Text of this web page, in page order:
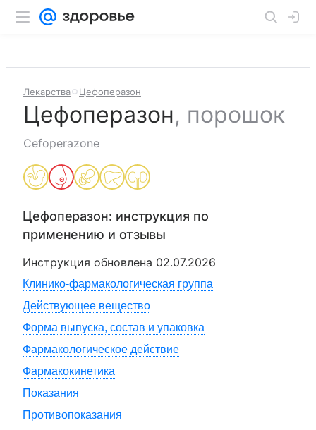
Лекарства Цефоперазон
Цефоперазон, порошок
Cefoperazone
Цефоперазон: инструкция по
применению и отзывы
Инструкция обновлена 02.07.2026
Клинико-фармакологическая группа
Действующее вещество
Форма выпуска, состав и упаковка
Фармакологическое действие
Фармакокинетика
Показания
Противопоказания